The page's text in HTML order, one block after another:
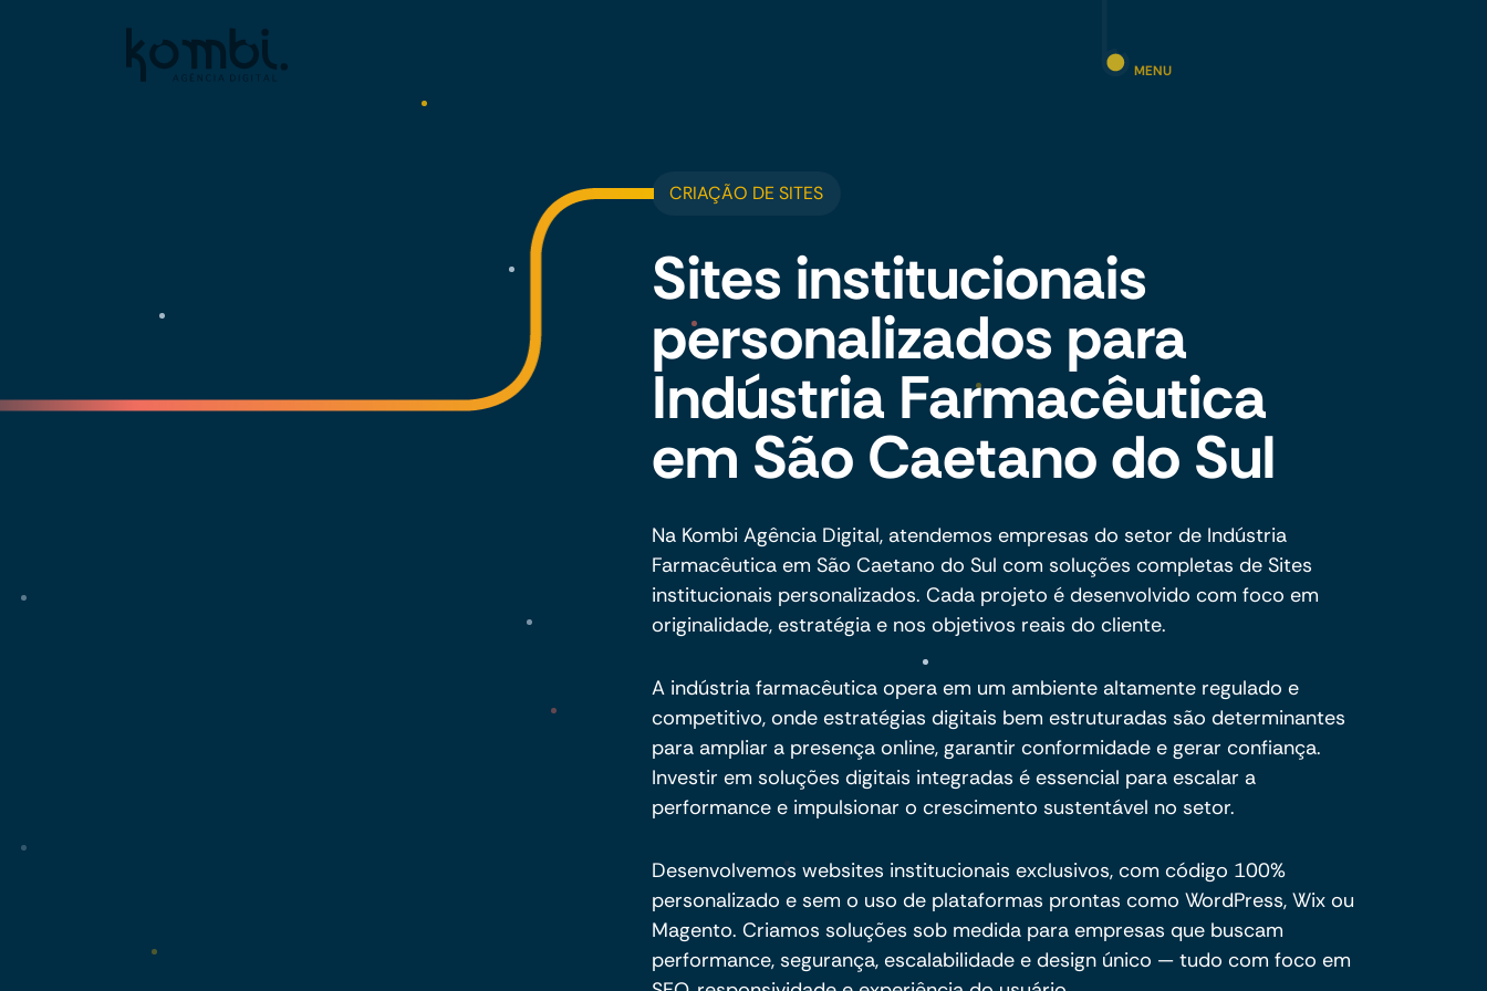
MENU
CRIAÇÃO DE SITES
Sites institucionais
personalizados para
Indústria Farmacêutica
em São Caetano do Sul
Na Kombi Agência Digital, atendemos empresas do setor de Indústria
Farmacêutica em São Caetano do Sul com soluções completas de Sites
institucionais personalizados. Cada projeto é desenvolvido com foco em
originalidade, estratégia e nos objetivos reais do cliente.
A indústria farmacêutica opera em um ambiente altamente regulado e
competitivo, onde estratégias digitais bem estruturadas são determinantes
para ampliar a presença online, garantir conformidade e gerar confiança.
Investir em soluções digitais integradas é essencial para escalar a
performance e impulsionar o crescimento sustentável no setor.
Desenvolvemos websites institucionais exclusivos, com código 100%
personalizado e sem o uso de plataformas prontas como WordPress, Wix ou
Magento. Criamos soluções sob medida para empresas que buscam
performance, segurança, escalabilidade e design único — tudo com foco em